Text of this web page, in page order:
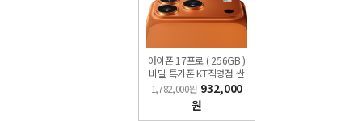
아이폰 17프로 ( 256GB )
비밀 특가폰 KT직영점 싼
올레폰
1,782,000원 932,000
원